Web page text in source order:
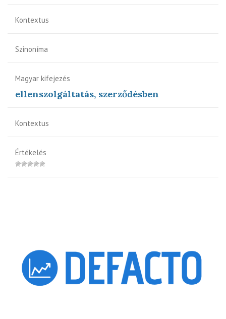
Kontextus
Szinoníma
Magyar kifejezés
ellenszolgáltatás, szerződésben
Kontextus
Értékelés